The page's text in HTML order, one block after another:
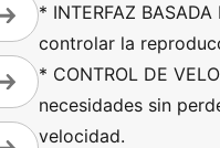
* INTERFAZ
controlar la
* CONTROL DE
necesidades sin
velocidad.